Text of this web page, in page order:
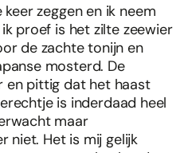
zeggen en ik neem
proef is het zilte zeewier
de zachte tonijn en
mosterd. De
en pittig dat het haast
is inderdaad heel
maar
niet. Het is mij gelijk